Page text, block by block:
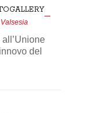
del